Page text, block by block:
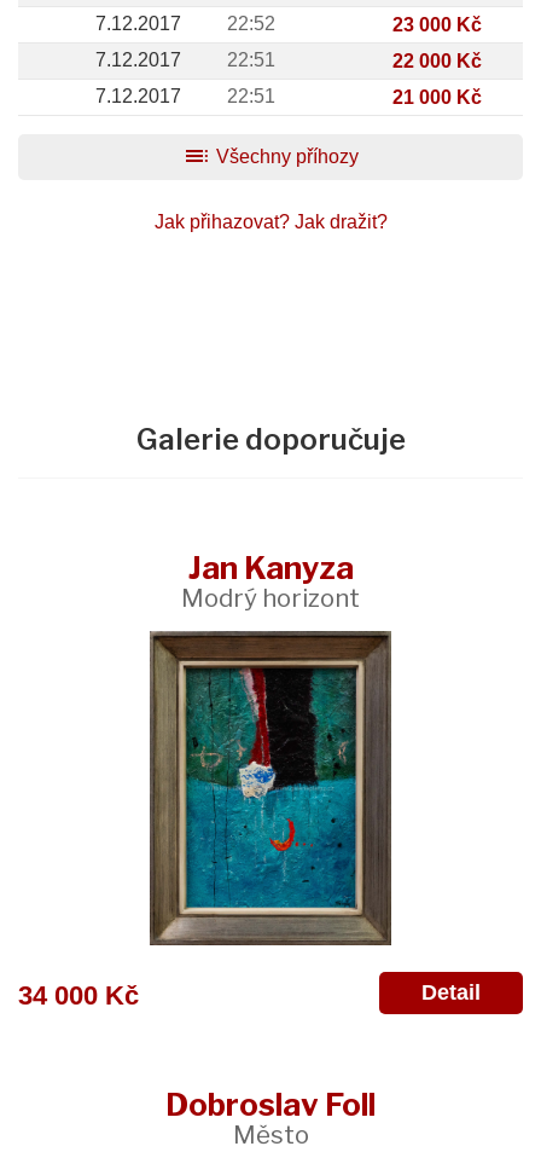
7.12.2017
22:52
23 000 Kč
7.12.2017
22:51
22 000 Kč
7.12.2017
22:51 21 000 Kč
toc Všechny příhozy
Jak přihazovat? Jak dražit?
Galerie doporučuje
Jan Kanyza
Modrý horizont
34 000 Kč Detail
Dobroslav Foll
Město